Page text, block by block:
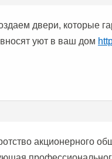
двери, которые
уют в ваш дом
акционерного